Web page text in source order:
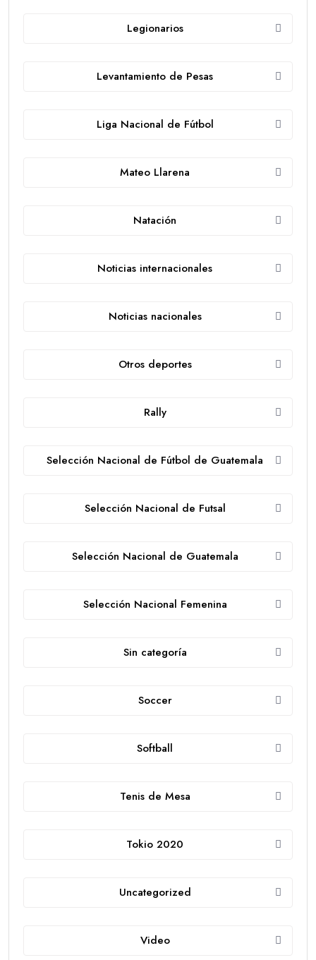
Legionarios
Levantamiento de Pesas
Liga Nacional de Fútbol
Mateo Llarena
Natación
Noticias internacionales
Noticias nacionales
Otros deportes
Rally
Selección Nacional de Fútbol de Guatemala
Selección Nacional de Futsal
Selección Nacional de Guatemala
Selección Nacional Femenina
Sin categoría
Soccer
Softball
Tenis de Mesa
Tokio 2020
Uncategorized
Video